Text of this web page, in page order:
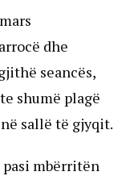
dhe
seancës,
shumë plagë
sallë të gjyqit.
mbërritën